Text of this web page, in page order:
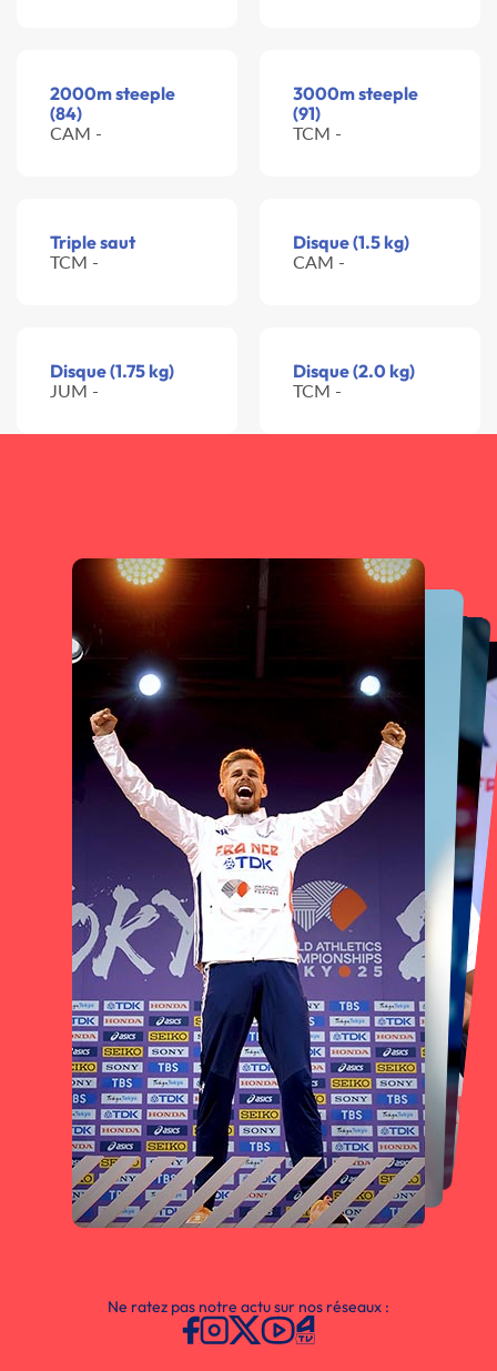
2000m steeple
(84)
CAM -
3000m steeple
(91)
TCM -
Triple saut
TCM -
Disque (1.5 kg)
CAM -
Disque (1.75 kg)
JUM -
Disque (2.0 kg)
TCM -
Ne ratez pas notre actu sur nos réseaux :